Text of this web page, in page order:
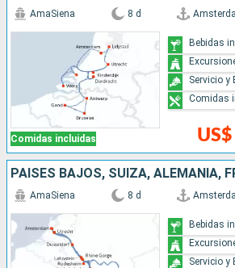
Comidas incluidas
AmaSiena 8 d
Bebidas
Servicio y
Comidas
AmaSiena 8 d
Bebidas
Servicio y